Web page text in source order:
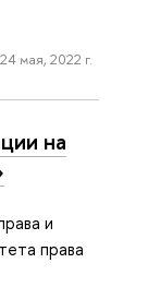
24 мая, 2022 г.
на
и
права